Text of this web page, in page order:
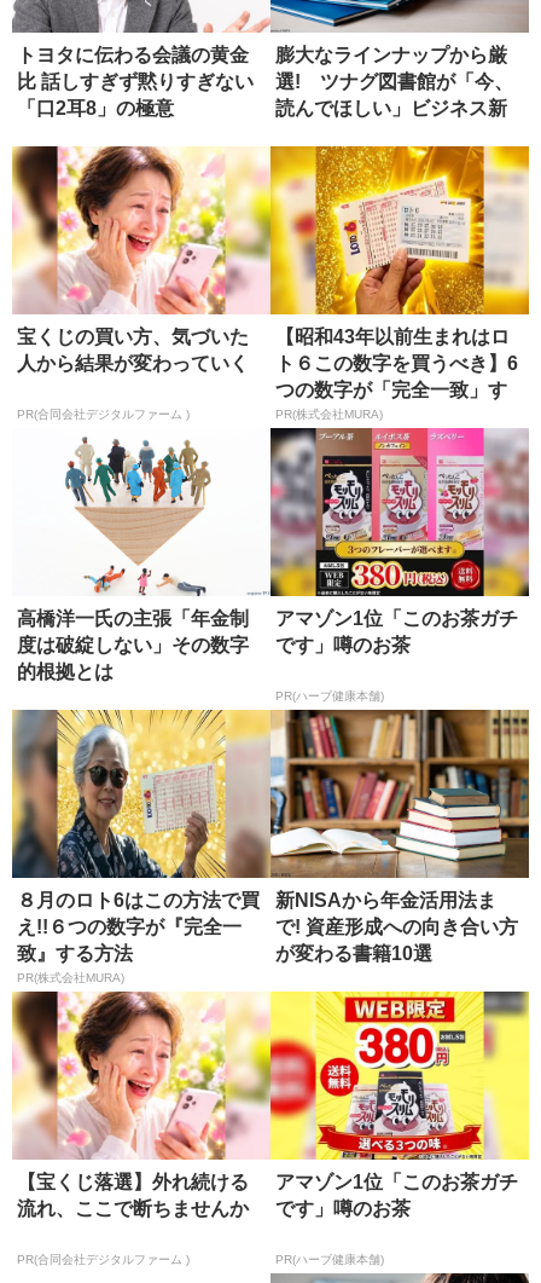
トヨタに伝わる会議の黄金
比 話しすぎず黙りすぎない
「口2耳8」の極意
膨大なラインナップから厳
選! ツナグ図書館が「今、
読んでほしい」ビジネス新
宝くじの買い方、気づいた
人から結果が変わっていく
PR(合同会社デジタルファーム )
【昭和43年以前生まれはロ
ト６この数字を買うべき】6
つの数字が「完全一致」す
る方...
PR(株式会社MURA)
高橋洋一氏の主張「年金制
度は破綻しない」その数字
的根拠とは
アマゾン1位「このお茶ガチ
です」噂のお茶
PR(ハーブ健康本舗)
８月のロト6はこの方法で買
え!!６つの数字が『完全一
致』する方法
PR(株式会社MURA)
新NISAから年金活用法ま
で! 資産形成への向き合い方
が変わる書籍10選
【宝くじ落選】外れ続ける
流れ、ここで断ちませんか
PR(合同会社デジタルファーム )
アマゾン1位「このお茶ガチ
です」噂のお茶
PR(ハーブ健康本舗)